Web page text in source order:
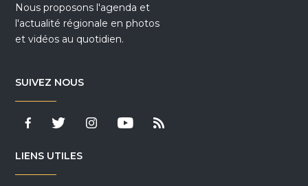
Nous proposons l'agenda et
l'actualité régionale en photos
et vidéos au quotidien.
SUIVEZ NOUS
LIENS UTILES